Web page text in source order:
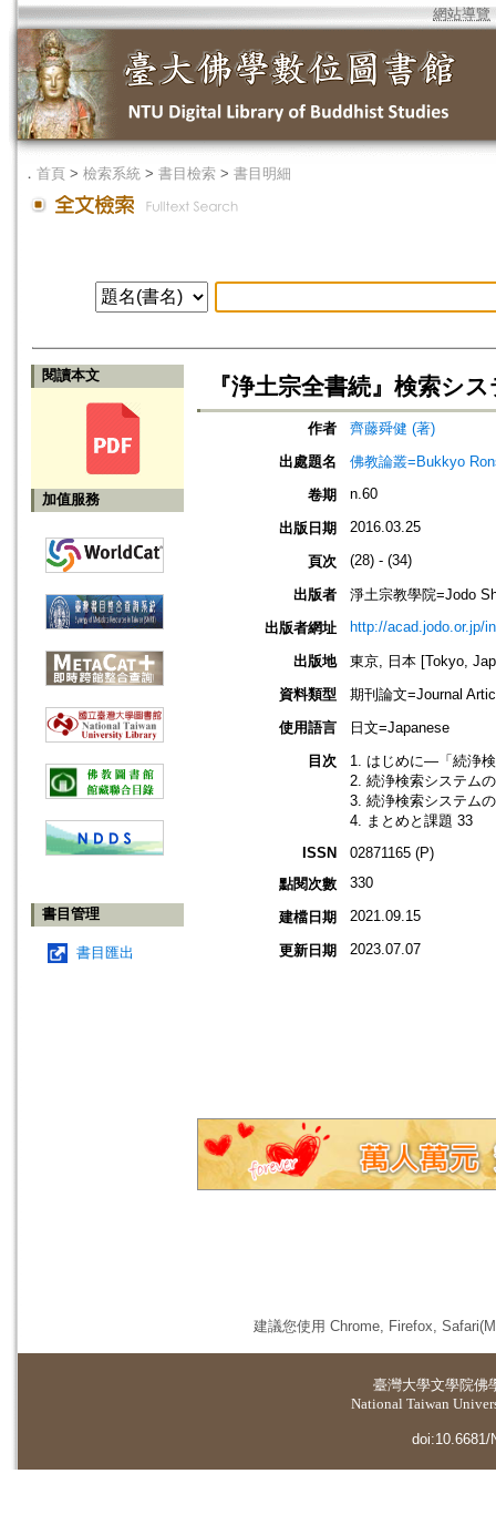
網站導覽
． 首頁 > 檢索系統 > 書目檢索 > 書目明細
閱讀本文
加值服務
書目管理
書目匯出
『浄土宗全書続』検索シ
作者
齊藤舜健 (著)
出處題名
佛教論叢=Bukkyo
卷期
n.60
出版日期 2016.03.25
頁次 (28) - (34)
出版者
淨土宗教學院=Jodo
出版者網址
http://acad.jodo.or.jp/
出版地
東京, 日本 [Tokyo,
資料類型
期刊論文=Journal
使用語言
日文=Japanese
目次
1. はじめに―「続浄
2. 続浄検索システム
3. 続浄検索システム
4. まとめと課題 33
ISSN
02871165 (P)
點閱次數
330
建檔日期 2021.09.15
更新日期 2023.07.07
建議您使用 Chrome, Firefox,
臺灣大學文學院佛
National Taiwan
doi:10.6681/